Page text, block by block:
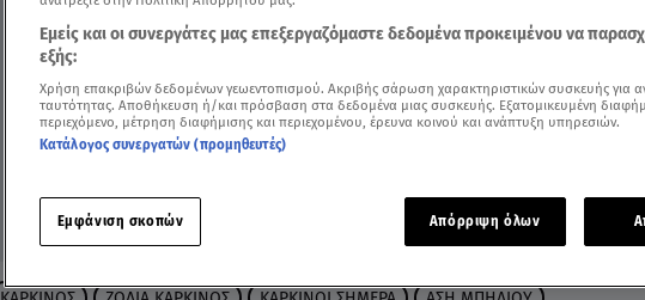
Εμείς και οι συνεργάτες μας επεξεργαζόμαστε δεδομένα προκειμένου να
εξής:
Χρήση επακριβών δεδομένων γεωεντοπισμού. Ακριβής σάρωση χαρακτηριστικών συσκευής για
ταυτότητας. Αποθήκευση ή/και πρόσβαση στα δεδομένα μιας συσκευής. Εξατομικευμένη
περιεχόμενο, μέτρηση διαφήμισης και περιεχομένου, έρευνα κοινού και ανάπτυξη υπηρεσιών.
Κατάλογος συνεργατών (προμηθευτές)
Εμφάνιση σκοπών Απόρριψη όλων